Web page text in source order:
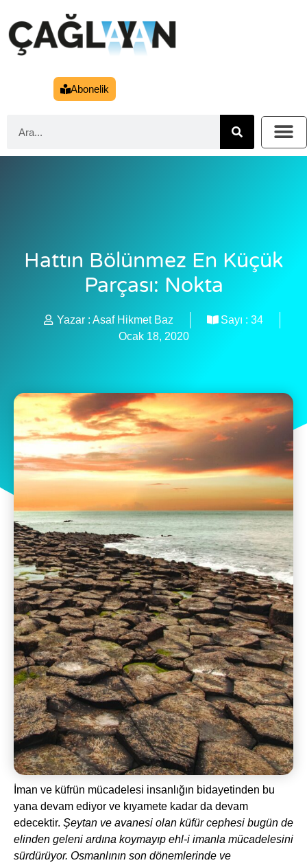
Abonelik
Hattın Bölünmez En Küçük
Parçası: Nokta
Yazar : Asaf Hikmet Baz Sayı : 34
Ocak 18, 2020
İman ve küfrün mücadelesi insanlığın bidayetinden bu
yana devam ediyor ve kıyamete kadar da devam
edecektir. Şeytan ve avanesi olan küfür cephesi bugün de
elinden geleni ardına koymayıp ehl-i imanla mücadelesini
sürdürüyor. Osmanlının son dönemlerinde ve